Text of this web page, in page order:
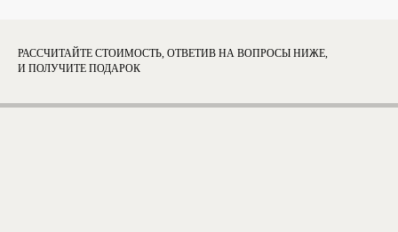
РАССЧИТАЙТЕ СТОИМОСТЬ, ОТВЕТИВ НА ВОПРОСЫ НИЖЕ,
И ПОЛУЧИТЕ ПОДАРОК